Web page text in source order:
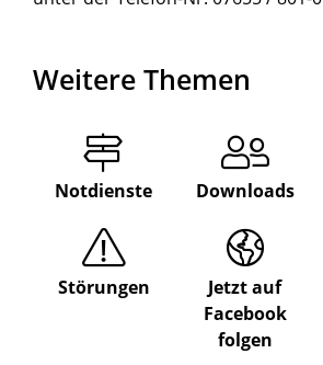
Weitere Themen
Notdienste Downloads
Störungen
Jetzt auf
Facebook
folgen